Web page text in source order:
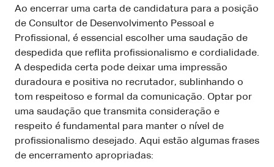
Ao encerrar uma carta de candidatura para a posição
de Consultor de Desenvolvimento Pessoal e
Profissional, é essencial escolher uma saudação de
despedida que reflita profissionalismo e cordialidade.
A despedida certa pode deixar uma impressão
duradoura e positiva no recrutador, sublinhando o
tom respeitoso e formal da comunicação. Optar por
uma saudação que transmita consideração e
respeito é fundamental para manter o nível de
profissionalismo desejado. Aqui estão algumas frases
de encerramento apropriadas: